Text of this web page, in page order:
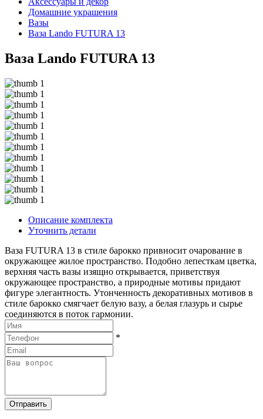
Домашние украшения
Вазы
Ваза Lando FUTURA 13
Ваза Lando FUTURA 13
Описание комплекта
Уточнить детали
Ваза FUTURA 13 в стиле барокко привносит очарование в
окружающее жилое пространство. Подобно лепесткам цветка,
верхняя часть вазы изящно открывается, приветствуя
окружающее пространство, а природные мотивы придают
фигуре элегантность. Утонченность декоративных мотивов в
стиле барокко смягчает белую вазу, а белая глазурь и сырье
соединяются в поток гармонии.
*
Отправить